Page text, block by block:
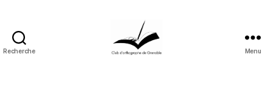
Recherche Menu